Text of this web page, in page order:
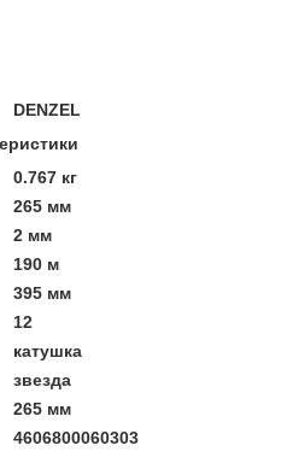
DENZEL
0.767 кг
265 мм
2 мм
190 м
395 мм
12
катушка
звезда
265 мм
4606800060303